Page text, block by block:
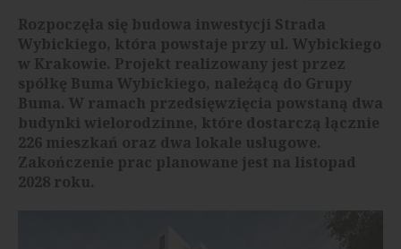
Rozpoczęła się budowa inwestycji Strada
Wybickiego, która powstaje przy ul. Wybickiego
w Krakowie. Projekt realizowany jest przez
spółkę Buma Wybickiego, należącą do Grupy
Buma. W ramach przedsięwzięcia powstaną dwa
budynki wielorodzinne, które dostarczą łącznie
226 mieszkań oraz dwa lokale usługowe.
Zakończenie prac planowane jest na listopad
2028 roku.